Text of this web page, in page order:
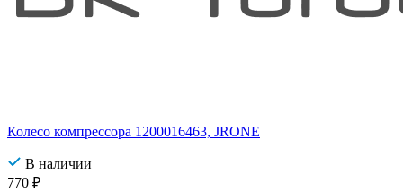
Колесо компрессора 1200016463, JRONE
В наличии
770 ₽